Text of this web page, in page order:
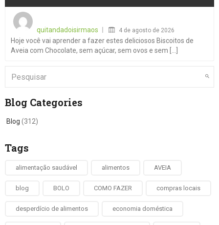
quitandadoisirmaos
4 de agosto de 2026
Hoje você vai aprender a fazer estes deliciosos Biscoitos de
Aveia com Chocolate, sem açúcar, sem ovos e sem [...]
Blog Categories
Blog (312)
Tags
alimentação saudável alimentos AVEIA
blog BOLO COMO FAZER compras locais
desperdício de alimentos economia doméstica